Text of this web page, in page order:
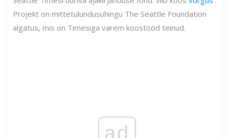
Projekt on mittetulundusühingu The Seattle Foundation
algatus, mis on Timesiga varem koostööd teinud.
ad